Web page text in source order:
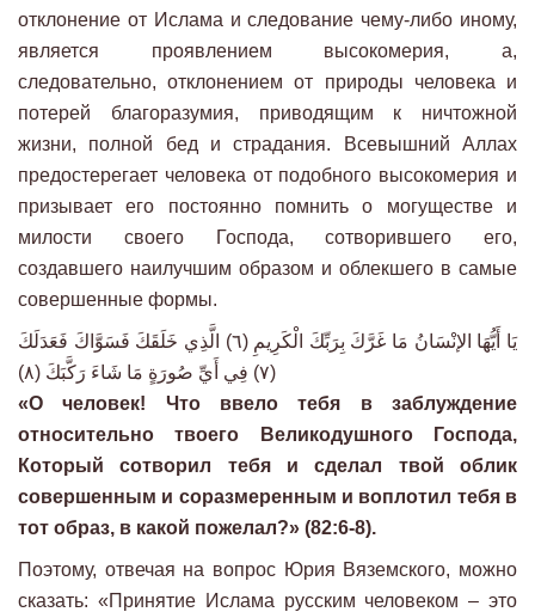
отклонение от Ислама и следование чему-либо иному,
является проявлением высокомерия, а,
следовательно, отклонением от природы человека и
потерей благоразумия, приводящим к ничтожной
жизни, полной бед и страдания. Всевышний Аллах
предостерегает человека от подобного высокомерия и
призывает его постоянно помнить о могуществе и
милости своего Господа, сотворившего его,
создавшего наилучшим образом и облекшего в самые
совершенные формы.
يَا أَيُّهَا الإنْسَانُ مَا غَرَّكَ بِرَبِّكَ الْكَرِيمِ (٦) الَّذِي خَلَقَكَ فَسَوَّاكَ فَعَدَلَكَ
(٧) فِي أَيِّ صُورَةٍ مَا شَاءَ رَكَّبَكَ (٨)
«О человек! Что ввело тебя в заблуждение
относительно твоего Великодушного Господа,
Который сотворил тебя и сделал твой облик
совершенным и соразмеренным и воплотил тебя в
тот образ, в какой пожелал?» (82:6-8).
Поэтому, отвечая на вопрос Юрия Вяземского, можно
сказать: «Принятие Ислама русским человеком – это